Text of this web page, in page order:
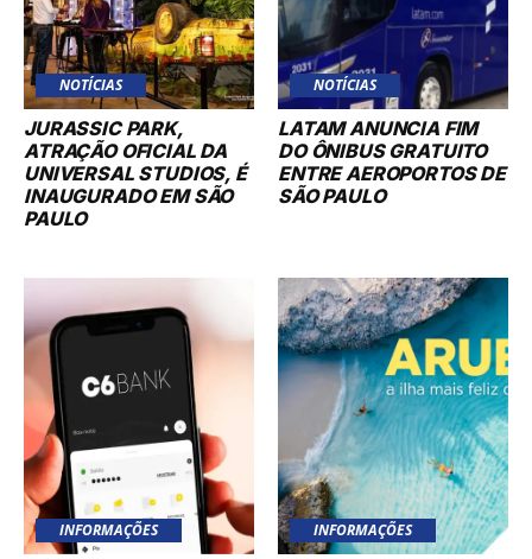
NOTÍCIAS
JURASSIC PARK,
ATRAÇÃO OFICIAL DA
UNIVERSAL STUDIOS, É
INAUGURADO EM SÃO
PAULO
NOTÍCIAS
LATAM ANUNCIA FIM
DO ÔNIBUS GRATUITO
ENTRE AEROPORTOS DE
SÃO PAULO
INFORMAÇÕES INFORMAÇÕES